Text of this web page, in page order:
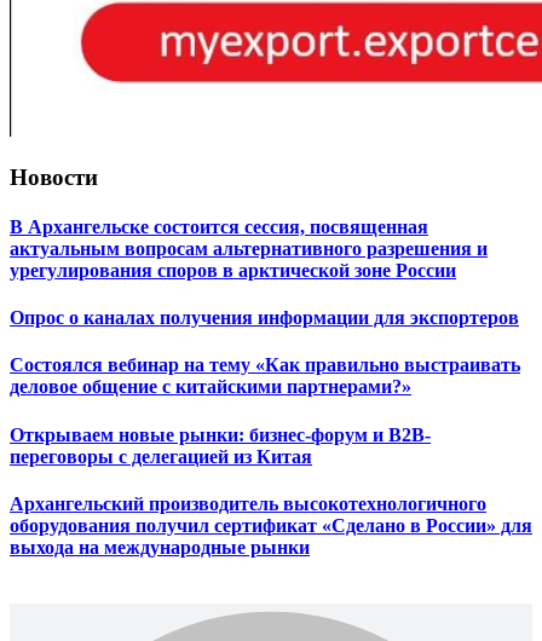
Новости
В Архангельске состоится сессия, посвященная
актуальным вопросам альтернативного разрешения и
урегулирования споров в арктической зоне России
Опрос о каналах получения информации для экспортеров
Состоялся вебинар на тему «Как правильно выстраивать
деловое общение с китайскими партнерами?»
Открываем новые рынки: бизнес-форум и B2B-
переговоры с делегацией из Китая
Архангельский производитель высокотехнологичного
оборудования получил сертификат «Сделано в России» для
выхода на международные рынки